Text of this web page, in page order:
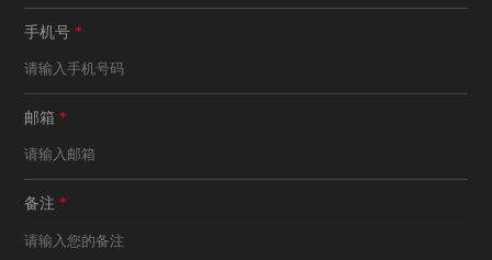
手机号 *
邮箱 *
备注 *